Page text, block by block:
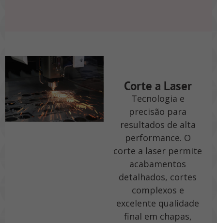
Corte a Laser
Tecnologia e
precisão para
resultados de alta
performance. O
corte a laser permite
acabamentos
detalhados, cortes
complexos e
excelente qualidade
final em chapas,